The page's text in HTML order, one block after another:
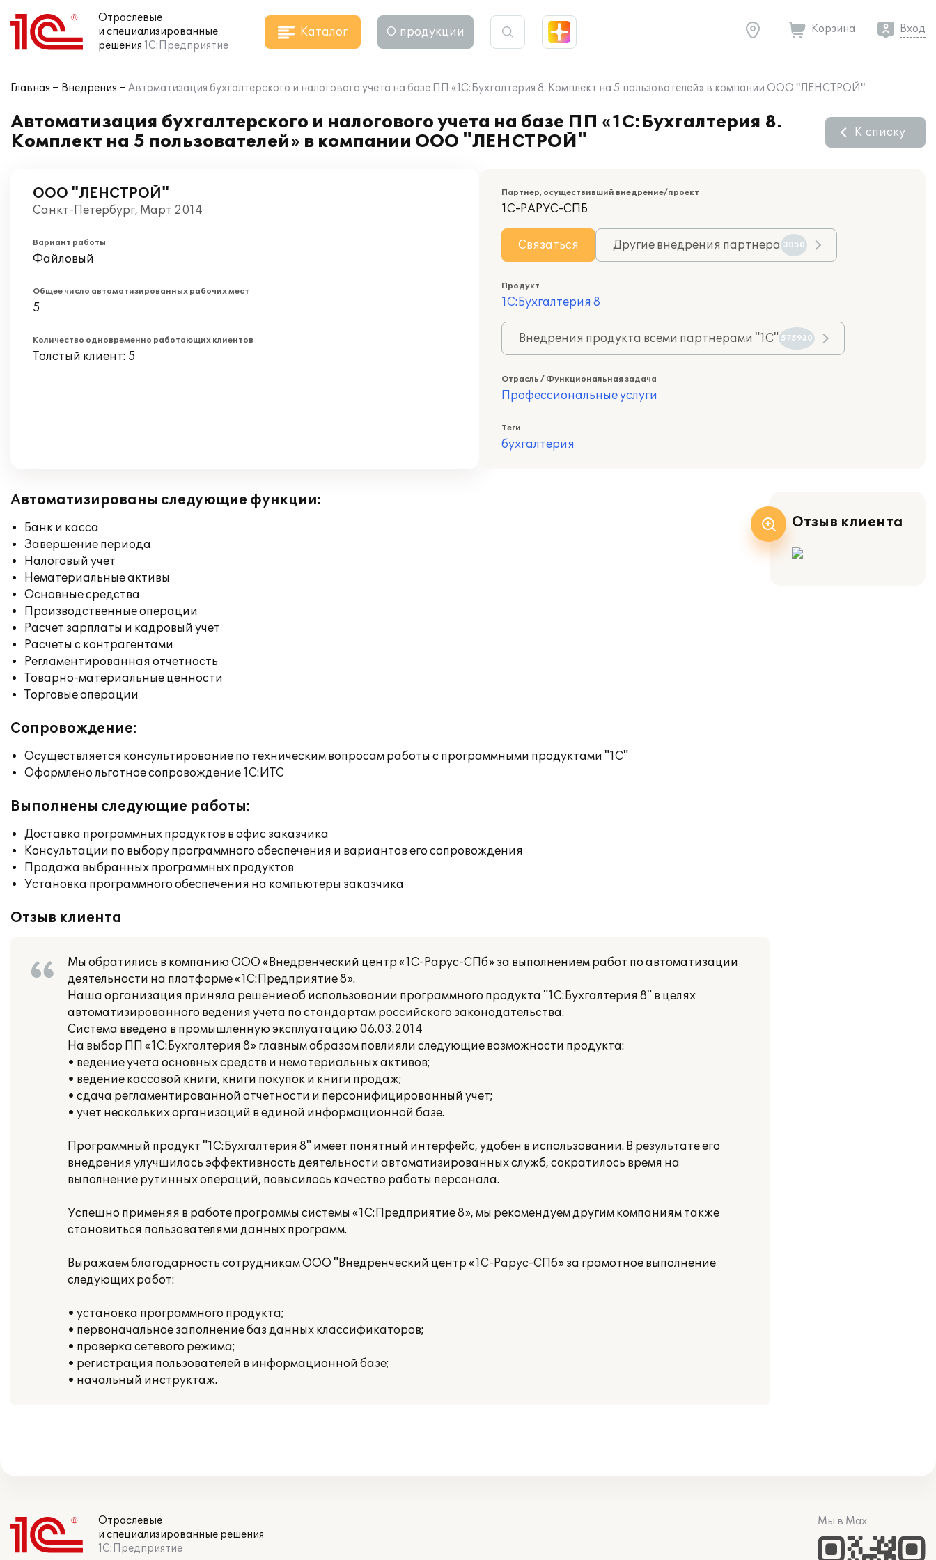
Отраслевые
и специализированные
решения 1С:Предприятие
Каталог О продукции Корзина Вход
Главная Внедрения Автоматизация бухгалтерского и налогового учета на базе ПП «1С:Бухгалтерия 8. Комплект на 5 пользователей» в компании ООО "ЛЕНСТРОЙ"
Автоматизация бухгалтерского и налогового учета на базе ПП «1С:Бухгалтерия 8.
Комплект на 5 пользователей» в компании ООО "ЛЕНСТРОЙ"
К списку
ООО "ЛЕНСТРОЙ"
Санкт-Петербург, Март 2014
Вариант работы
Файловый
Общее число автоматизированных рабочих мест
5
Количество одновременно работающих клиентов
Толстый клиент: 5
Партнер, осуществивший внедрение/проект
1С-РАРУС-СПБ
Связаться Другие внедрения партнера 3050
Продукт
1С:Бухгалтерия 8
Внедрения продукта всеми партнерами "1С" 575930
Отрасль / Функциональная задача
Профессиональные услуги
Теги
бухгалтерия
Автоматизированы следующие функции:
Банк и касса
Завершение периода
Налоговый учет
Нематериальные активы
Основные средства
Производственные операции
Расчет зарплаты и кадровый учет
Расчеты с контрагентами
Регламентированная отчетность
Товарно-материальные ценности
Торговые операции
Сопровождение:
Осуществляется консультирование по техническим вопросам работы с программными продуктами "1С"
Оформлено льготное сопровождение 1С:ИТС
Выполнены следующие работы:
Доставка программных продуктов в офис заказчика
Консультации по выбору программного обеспечения и вариантов его сопровождения
Продажа выбранных программных продуктов
Установка программного обеспечения на компьютеры заказчика
Отзыв клиента
Мы обратились в компанию ООО «Внедренческий центр «1С-Рарус-СПб» за выполнением работ по автоматизации
деятельности на платформе «1С:Предприятие 8».
Наша организация приняла решение об использовании программного продукта "1С:Бухгалтерия 8" в целях
автоматизированного ведения учета по стандартам российского законодательства.
Система введена в промышленную эксплуатацию 06.03.2014
На выбор ПП «1С:Бухгалтерия 8» главным образом повлияли следующие возможности продукта:
• ведение учета основных средств и нематериальных активов;
• ведение кассовой книги, книги покупок и книги продаж;
• сдача регламентированной отчетности и персонифицированный учет;
• учет нескольких организаций в единой информационной базе.
Программный продукт "1С:Бухгалтерия 8" имеет понятный интерфейс, удобен в использовании. В результате его
внедрения улучшилась эффективность деятельности автоматизированных служб, сократилось время на
выполнение рутинных операций, повысилось качество работы персонала.
Успешно применяя в работе программы системы «1С:Предприятие 8», мы рекомендуем другим компаниям также
становиться пользователями данных программ.
Выражаем благодарность сотрудникам ООО "Внедренческий центр «1С-Рарус-СПб» за грамотное выполнение
следующих работ:
• установка программного продукта;
• первоначальное заполнение баз данных классификаторов;
• проверка сетевого режима;
• регистрация пользователей в информационной базе;
• начальный инструктаж.
Отзыв клиента
Отраслевые
и специализированные решения
1С:Предприятие
Мы в Max